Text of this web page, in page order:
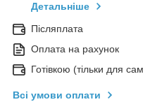
Детальніше
Післяплата
Оплата на рахунок
Готівкою (тільки для
Всі умови оплати